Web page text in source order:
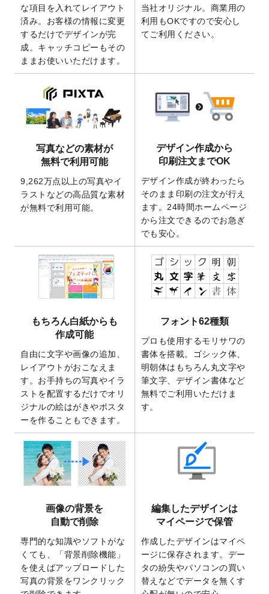
2026/4/23
コラム「 画像の配置・差し替え・トリミン
グ」「テンプレート間でパーツを流用する
方法」を公開いたしました。
2026/4/21
アクリルキーホルダーのデザインテンプレ
ート を追加いたしました。
りました！
2025/12/22
【新商品】アクリルキーホルダーが作成で
きるようになりました！
2025/12/22
2026年版4月始まりのカレンダーデザイン
テンプレート
を公開いたしました。
開いたしました。
2025/9/30
【新商品】クリアファイルバッグ が作成で
きるようになりました！
2026年午年の年賀状デザインテンプレート
を公開いたしました。
2025/9/10
喪中はがき・寒中見舞いのデザインテンプ
レートを公開いたしました。
2025/8/1
9,160万点以上の写真やイラスト素材が無料
2025/7/30
キャンバスプリントのデザインテンプレー
トを追加いたしました。
2025/6/30
暑中見舞いのデザインテンプレートを追加
しました。
2025/6/27
キャンバスプリントのデザインテンプレー
トを追加いたしました。
2025/6/24
2026年版1月始まりのカレンダーデザイン
テンプレートを公開いたしました。
2025/6/9
「背景削除機能
」を実装しました。
2025/4/3
DMのデザインテンプレートを追加しまし
た。
を追加しました。
マスキングテープのデザインテンプレート
を追加しました。
2025/1/15
配置できるデータ形式が増えました。
（pdf、psd、eps、tifに対応）
2024/12/24
2025年版4月始まりのカレンダーデザイン
な項目を入れてレイアウト
済み。お客様の情報に変更
するだけでデザインが完
成。キャッチコピーもその
ままお使いいただけます。
当社オリジナル。商業用の
利用もOKですので安心し
てご利用ください。
写真などの素材が
無料で利用可能
9,262万点以上の写真やイ
ラストなどの高品質な素材
が無料で利用可能。
デザイン作成から
印刷注文までOK
デザイン作成が終わったら
そのまま印刷の注文が行え
ます。24時間ホームページ
から注文できるのでお急ぎ
でも安心。
もちろん白紙からも
作成可能
自由に文字や画像の追加、
レイアウトがおこなえま
す。お手持ちの写真やイラ
ストを配置するだけでオリ
ジナルの絵はがきやポスタ
ーを作ることもできます。
フォント62種類
プロも使用するモリサワの
書体を搭載。ゴシック体、
明朝体はもちろん丸文字や
筆文字、デザイン書体など
無料でご利用いただけま
す。
画像の背景を
自動で削除
専門的な知識やソフトがな
くても、「背景削除機能」
を使えばアップロードした
写真の背景をワンクリック
編集したデザインは
マイページで保管
作成したデザインはマイペ
ージに保存されます。デー
タの紛失やパソコンの買い
替えなどでデータを無くす